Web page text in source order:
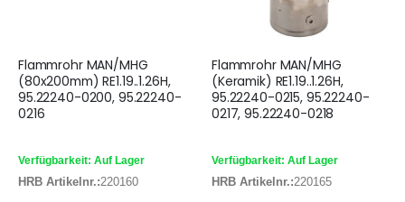
Flammrohr MAN/MHG
(80x200mm) RE1.19..1.26H,
95.22240-0200, 95.22240-
0216
Verfügbarkeit: Auf Lager
HRB Artikelnr.:220160
Flammrohr MAN/MHG
(Keramik) RE1.19..1.26H,
95.22240-0215, 95.22240-
0217, 95.22240-0218
Verfügbarkeit: Auf Lager
HRB Artikelnr.:220165